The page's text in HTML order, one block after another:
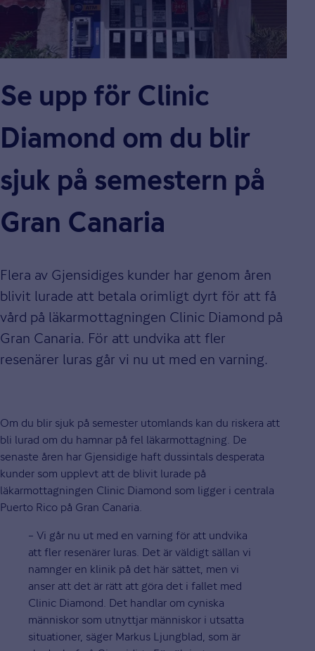
Se upp för Clinic
Diamond om du blir
sjuk på semestern på
Gran Canaria
Flera av Gjensidiges kunder har genom åren
blivit lurade att betala orimligt dyrt för att få
vård på läkarmottagningen Clinic Diamond på
Gran Canaria. För att undvika att fler
resenärer luras går vi nu ut med en varning.
Om du blir sjuk på semester utomlands kan du riskera att
bli lurad om du hamnar på fel läkarmottagning. De
senaste åren har Gjensidige haft dussintals desperata
kunder som upplevt att de blivit lurade på
läkarmottagningen Clinic Diamond som ligger i centrala
Puerto Rico på Gran Canaria.
– Vi går nu ut med en varning för att undvika
att fler resenärer luras. Det är väldigt sällan vi
namnger en klinik på det här sättet, men vi
anser att det är rätt att göra det i fallet med
Clinic Diamond. Det handlar om cyniska
människor som utnyttjar människor i utsatta
situationer, säger Markus Ljungblad, som är